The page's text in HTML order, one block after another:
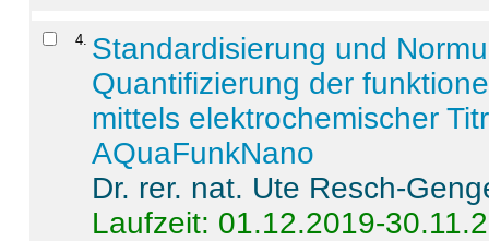
4 Standardisierung und
Quantifizierung der
mittels elektrochemischer
AQuaFunkNano
Dr. rer. nat. Ute Resch-
Laufzeit: 01.12.2019-